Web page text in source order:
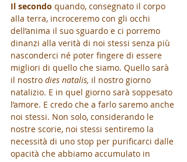
Il secondo quando, consegnato il corpo
alla terra, incroceremo con gli occhi
dell’anima il suo sguardo e ci porremo
dinanzi alla verità di noi stessi senza più
nasconderci né poter fingere di essere
migliori di quello che siamo. Quello sarà
il nostro dies natalis, il nostro giorno
natalizio. E in quel giorno sarà soppesato
l’amore. E credo che a farlo saremo anche
noi stessi. Non solo, considerando le
nostre scorie, noi stessi sentiremo la
necessità di uno stop per purificarci dalle
opacità che abbiamo accumulato in